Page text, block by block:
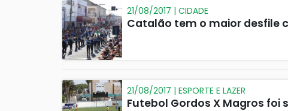
21/08/2017 | CIDADE
Catalão tem o maior desfile
21/08/2017 | ESPORTE E LAZER
Futebol Gordos X Magros foi